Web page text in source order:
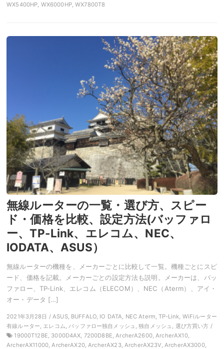
WX5400HP, WX6000HP, WX7800T8
無線ルーターの一覧・選び方、スピー
ド・価格を比較、設定方法(バッファロ
ー、TP-Link、エレコム、NEC、
IODATA、ASUS）
無線ルーターの機種を、メーカーごとに比較して一覧。機種ごとにスピ
ード、価格を記載。メーカーごとの設定方法も説明。メーカーは、バッ
ファロー、TP-Link、エレコム（ELECOM）、NEC（Aterm）、アイ・
オー・データ […]
2021年3月28日 / ASUS, BUFFALO, IO DATA, NEC Aterm, TP-Link, WiFiルーター
有線ルーター, エレコム, バッファロー独自メッシュ, 独自メッシュ, 選び方買い方 /
19000T12BE, 3000D4AX, 7200D8BE, ArcherA2600, ArcherAX10,
ArcherAX11000, ArcherAX20, ArcherAX23, ArcherAX23V, ArcherAX3000,